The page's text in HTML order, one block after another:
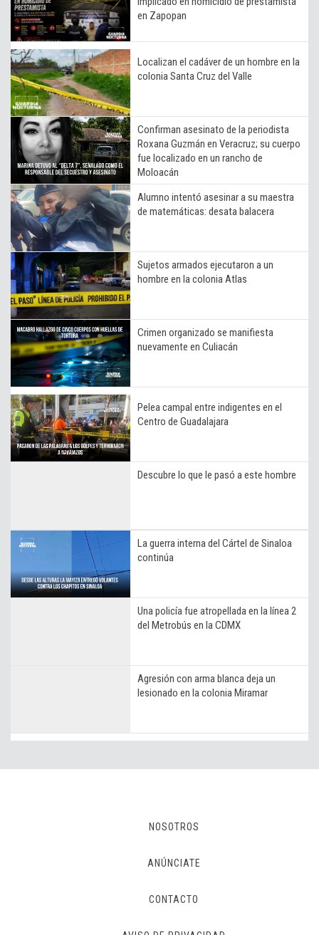
en Zapopan
Localizan el cadáver de un hombre en la
colonia Santa Cruz del Valle
Confirman asesinato de la periodista
Roxana Guzmán en Veracruz; su cuerpo
fue localizado en un rancho de
Moloacán
Alumno intentó asesinar a su maestra
de matemáticas: desata balacera
Sujetos armados ejecutaron a un
hombre en la colonia Atlas
Crimen organizado se manifiesta
nuevamente en Culiacán
Pelea campal entre indigentes en el
Centro de Guadalajara
Descubre lo que le pasó a este hombre
La guerra interna del Cártel de Sinaloa
continúa
Una policía fue atropellada en la línea 2
del Metrobús en la CDMX
Agresión con arma blanca deja un
lesionado en la colonia Miramar
NOSOTROS
ANÚNCIATE
CONTACTO